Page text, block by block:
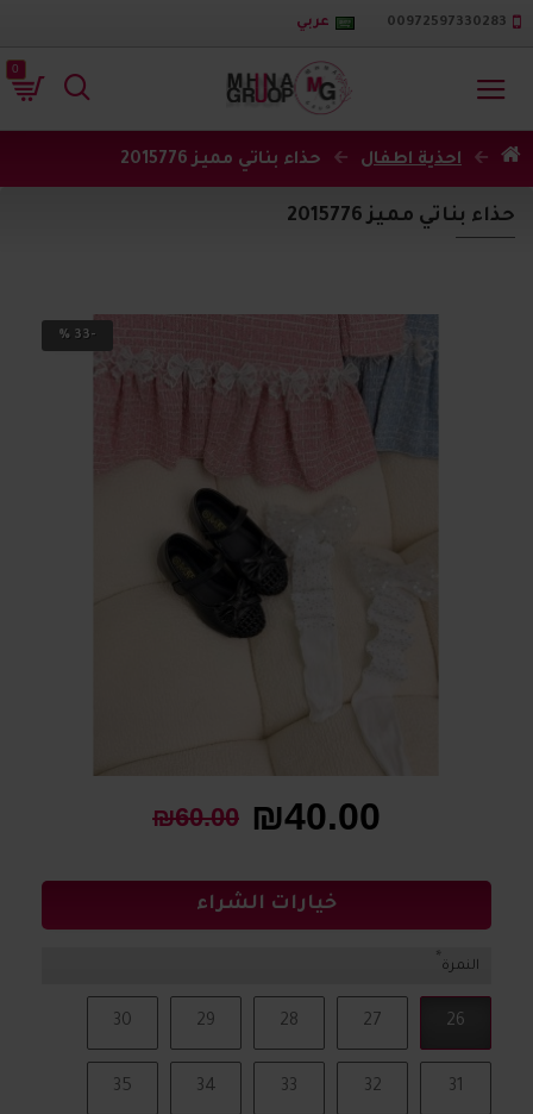
00972597330283 عربي
0
احذية اطفال حذاء بناتي مميز 2015776
حذاء بناتي مميز 2015776
-33 %
₪40.00
₪60.00
خيارات الشراء
النمرة
26
27
28
29
30
31
32
33
34
35